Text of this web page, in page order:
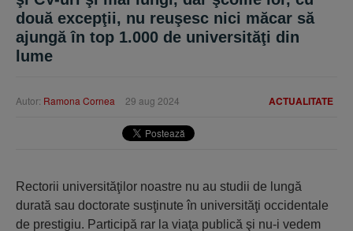
două excepţii, nu reuşesc nici măcar să
ajungă în top 1.000 de universităţi din
lume
ACTUALITATE
Autor: Ramona Cornea 29 aug 2024
Rectorii universităţilor noas­tre nu au studii de lungă
durată sau doctorate susţi­nute în universităţi occi­den­tale
de prestigiu. Participă rar la viaţa publică şi nu-i vedem